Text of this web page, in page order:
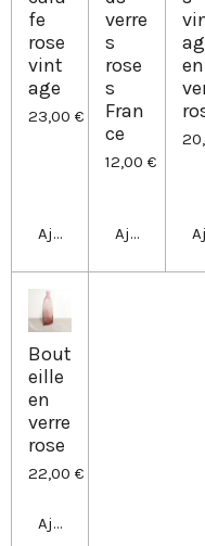
fe
rose
vint
age
23,00 €
Ajouter au panier
verre
s
rose
s
Fran
ce
12,00 €
Ajouter au
en
Bout
eille
en
verre
rose
22,00 €
Ajouter au panier